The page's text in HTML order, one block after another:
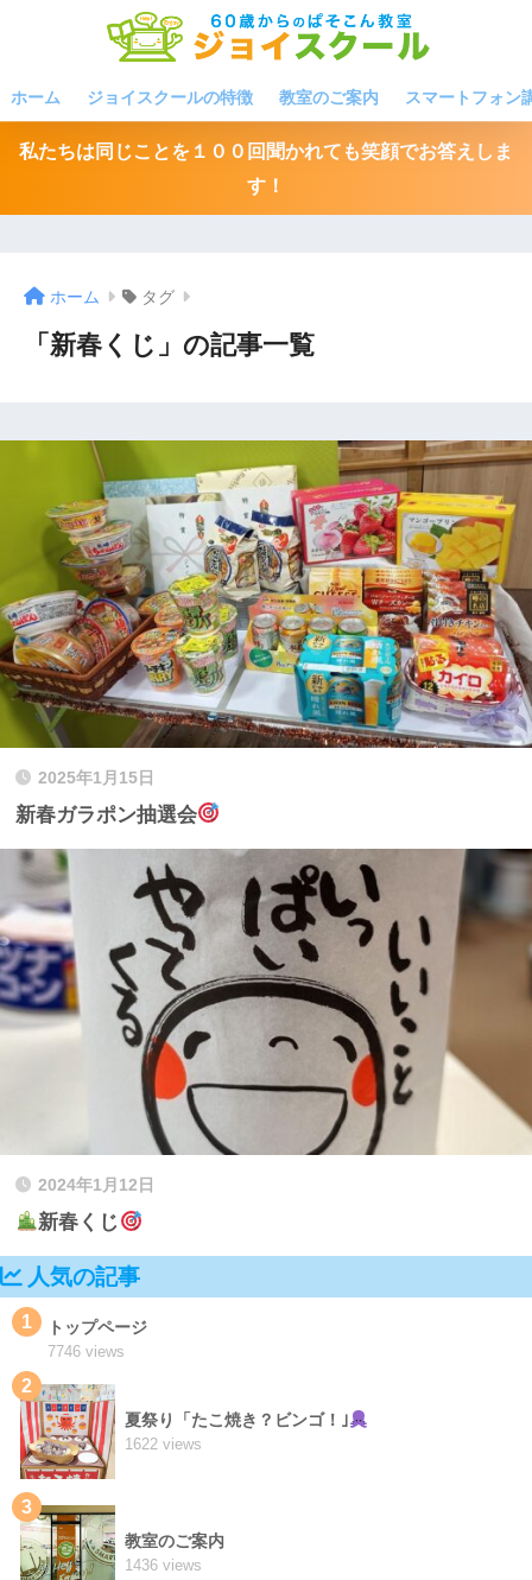
ホーム ジョイスクールの特徴 教室のご案内 スマートフォン
私たちは同じことを１００回聞かれても笑顔でお答えしま
す！
ホーム タグ
「新春くじ」の記事一覧
2025年1月15日
新春ガラポン抽選会
2024年1月12日
新春くじ
人気の記事
1 トップページ
7746 views
2
夏祭り「たこ焼き？ビンゴ！｣
1622 views
3
教室のご案内
1436 views